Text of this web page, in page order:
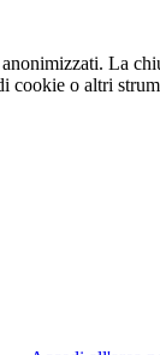
La
cookie o altri